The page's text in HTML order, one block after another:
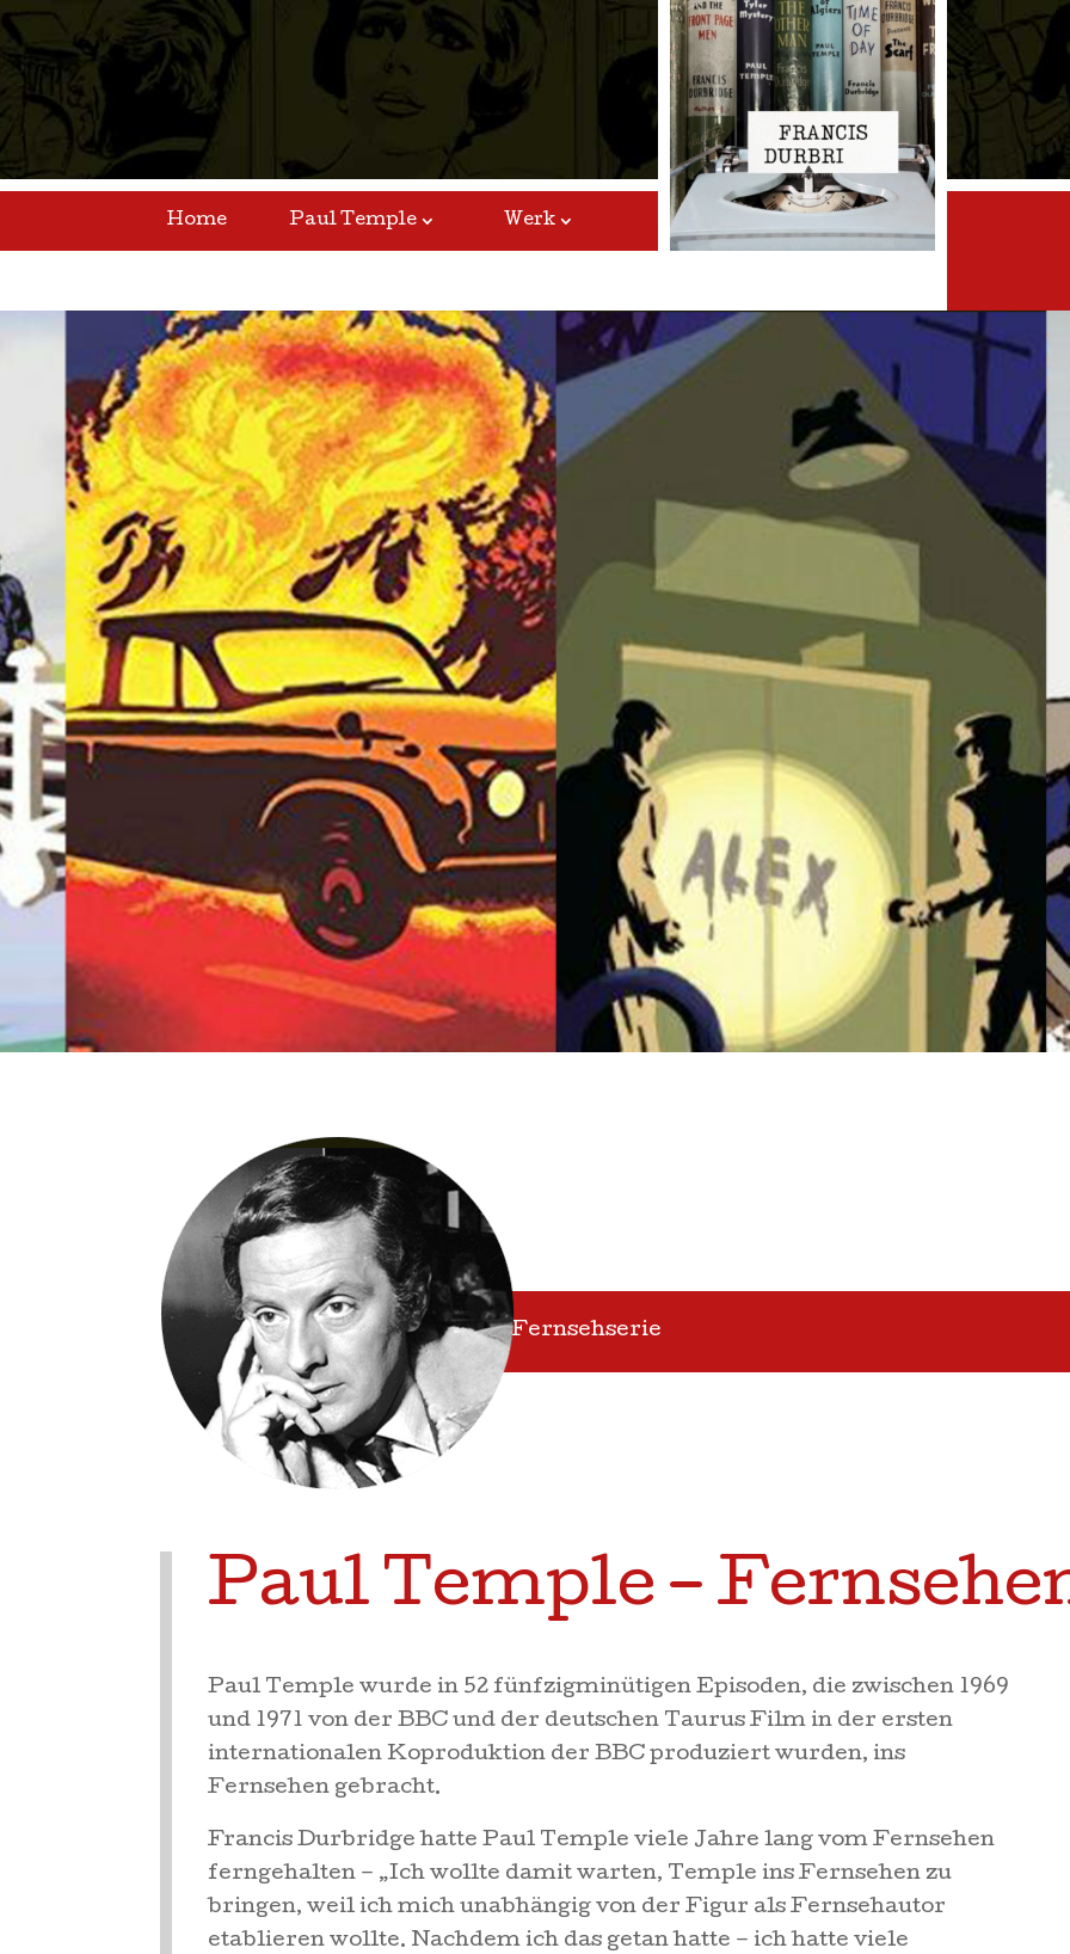
Home Paul Temple Werk
Video-
Player
Fernsehserie
Paul Temple –
Paul Temple wurde in 52 fünfzigminütigen Episoden, die zwischen 1969
und 1971 von der BBC und der deutschen Taurus Film in der ersten
internationalen Koproduktion der BBC produziert wurden, ins
Fernsehen gebracht.
Francis Durbridge hatte Paul Temple viele Jahre lang vom Fernsehen
ferngehalten – „Ich wollte damit warten, Temple ins Fernsehen zu
bringen, weil ich mich unabhängig von der Figur als Fernsehautor
etablieren wollte. Nachdem ich das getan hatte – ich hatte viele